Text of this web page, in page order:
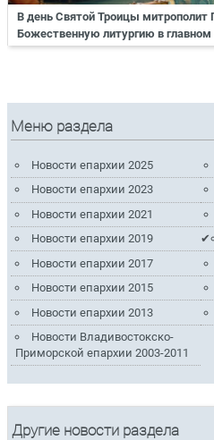
В день Святой Троицы митрополит
Божественную литургию в
Меню раздела
Новости епархии 2025
Новости епархии 2023
Новости епархии 2021
Новости епархии 2019
Новости епархии 2017
Новости епархии 2015
Новости епархии 2013
Новости Владивостокско-
Приморской епархии 2003-2011
Другие новости раздела